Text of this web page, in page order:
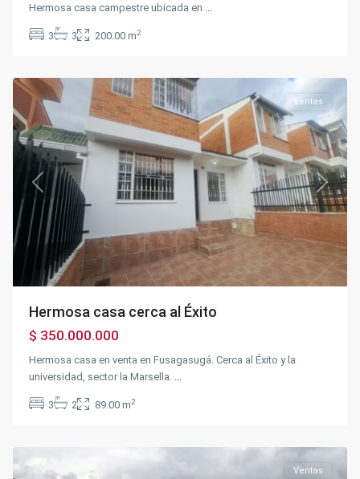
Hermosa casa campestre ubicada en
3 3 200.00 m2
la
Previous Next
Ventas
Hermosa casa cerca al Éxito
$ 350.000.000
Hermosa casa en venta en Fusagasugá. Cerca al Éxito y la
universidad, sector la Marsella.
3 2 89.00 m2
via
Ventas